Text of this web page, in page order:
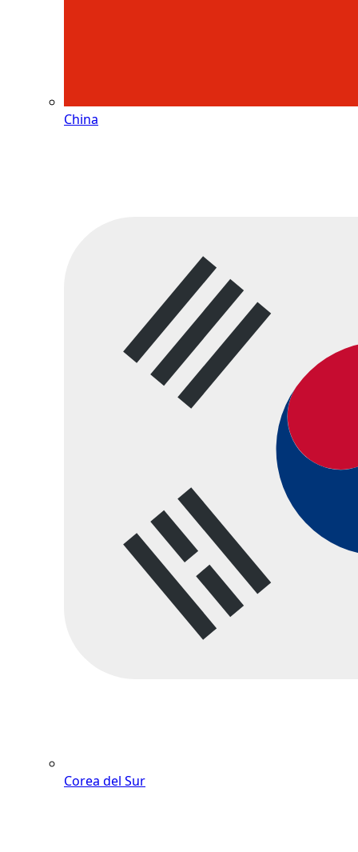
China
Corea del Sur